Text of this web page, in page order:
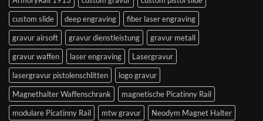
custom slide
deep engraving
fiber laser engraving
gravur airsoft
gravur dienstleistung
gravur metall
gravur waffen
laser engraving
Lasergravur
lasergravur pistolenschlitten
logo gravur
Magnethalter Waffenschrank
magnetische Picatinny Rail
modulare Picatinny Rail
mtw gravur
Neodym Magnet Halter